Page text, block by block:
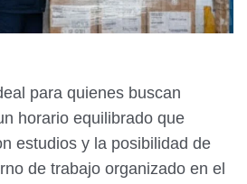
para quienes buscan
horario equilibrado que
estudios y la posibilidad de
de trabajo organizado en el